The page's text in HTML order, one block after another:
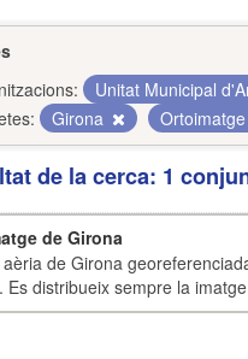
Unitat Municipal
Girona Ortoimatge
de la cerca: 1
de Girona
de Girona
Es distribueix sempre la